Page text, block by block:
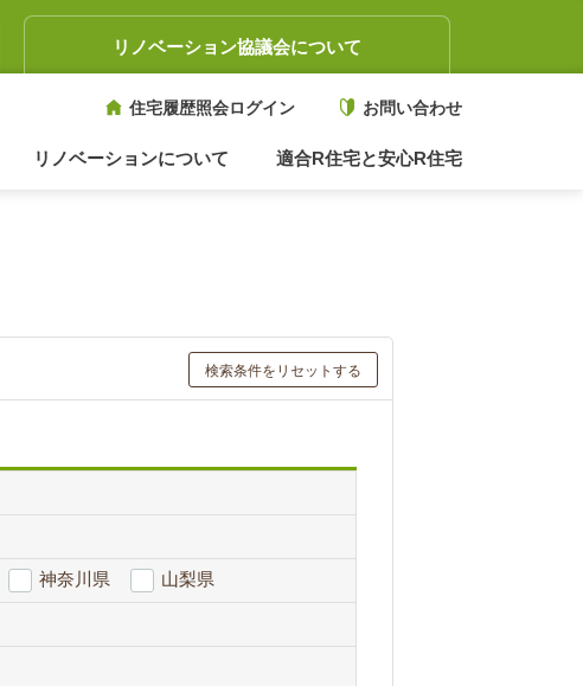
リノベーション協議会について
住宅履歴照会ログイン お問い合わせ
リノベーションについて 適合R住宅と安心R住宅
検索条件をリセットする
神奈川県 山梨県